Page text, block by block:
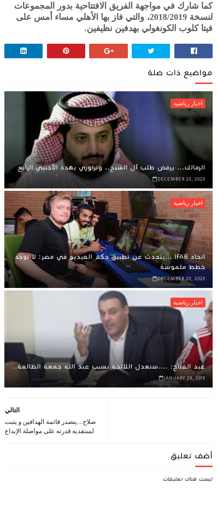
كما شارك في مواجهة الفريق الافتتاحية بدور المجموعات
لنسخة 2018/2019، والتي فاز بها الأهلي مساء أمس على
فيتا كلوب الكونغولي بهدفين نظيفين.
مواضيع ذات صلة
اخبار رياضية
الزمالك... يرفض طلب آل الشيخ.. وتراوري يهدد الأجنبي الرابع
DECEMBER 20, 2020
اخبار رياضية
اتحاد IFAB ...يتحدث عن تطبيق حكم الفيديو في مصر: لا توجد
خطط ملموسة
DECEMBER 20, 2020
اخبار رياضية
عبد الفتاح: ....سنعدل اللائحة بسبب عبد الله جمعة الظالمة..
JANUARY 29, 2019
التالي
صلاح....يتصدر قائمة الهدافين و يثبت
لمنتقديه قدرته على مواصلة الإبداع
أضف تعليق
ليست هناك تعليقات